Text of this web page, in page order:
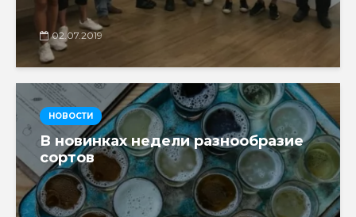
02.07.2019
НОВОСТИ
В новинках недели разнообразие
сортов